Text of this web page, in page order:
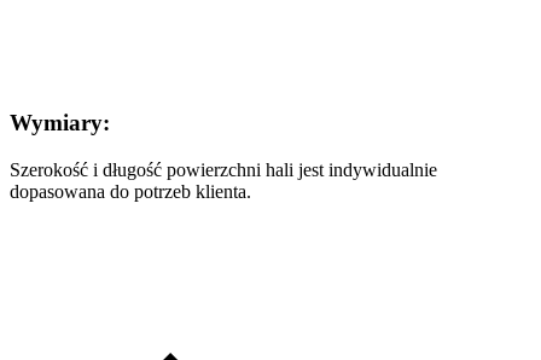
Wymiary:
Szerokość i długość powierzchni hali jest indywidualnie
dopasowana do potrzeb klienta.